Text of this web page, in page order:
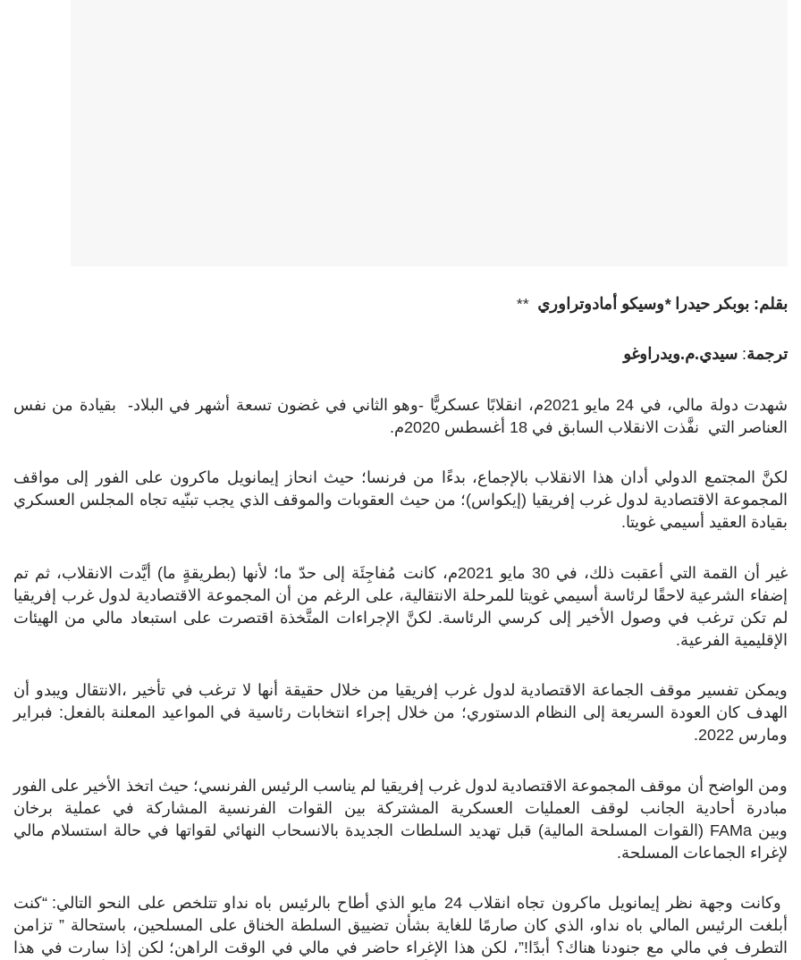
بقلم: بوبكر حيدرا*وسيكو أمادوتراوري **
ترجمة: سيدي.م.ويدراوغو
شهدت دولة مالي، في 24 مايو 2021م، انقلابًا عسكريًّا -وهو الثاني في غضون تسعة أشهر في البلاد- بقيادة من نفس
العناصر التي نفَّذت الانقلاب السابق في 18 أغسطس 2020م.
لكنَّ المجتمع الدولي أدان هذا الانقلاب بالإجماع، بدءًا من فرنسا؛ حيث انحاز إيمانويل ماكرون على الفور إلى مواقف
المجموعة الاقتصادية لدول غرب إفريقيا (إيكواس)؛ من حيث العقوبات والموقف الذي يجب تبنّيه تجاه المجلس العسكري
بقيادة العقيد أسيمي غويتا.
غير أن القمة التي أعقبت ذلك، في 30 مايو 2021م، كانت مُفاجِئَة إلى حدّ ما؛ لأنها (بطريقةٍ ما) أيَّدت الانقلاب، ثم تم
إضفاء الشرعية لاحقًا لرئاسة أسيمي غويتا للمرحلة الانتقالية، على الرغم من أن المجموعة الاقتصادية لدول غرب إفريقيا
لم تكن ترغب في وصول الأخير إلى كرسي الرئاسة. لكنَّ الإجراءات المتَّخذة اقتصرت على استبعاد مالي من الهيئات
الإقليمية الفرعية.
ويمكن تفسير موقف الجماعة الاقتصادية لدول غرب إفريقيا من خلال حقيقة أنها لا ترغب في تأخير ،الانتقال ويبدو أن
الهدف كان العودة السريعة إلى النظام الدستوري؛ من خلال إجراء انتخابات رئاسية في المواعيد المعلنة بالفعل: فبراير
ومارس 2022
.
ومن الواضح أن موقف المجموعة الاقتصادية لدول غرب إفريقيا لم يناسب الرئيس الفرنسي؛ حيث اتخذ الأخير على الفور
مبادرة أحادية الجانب لوقف العمليات العسكرية المشتركة بين القوات الفرنسية المشاركة في عملية برخان
وبين FAMa (القوات المسلحة المالية) قبل تهديد السلطات الجديدة بالانسحاب النهائي لقواتها في حالة استسلام مالي
لإغراء الجماعات المسلحة.
وكانت وجهة نظر إيمانويل ماكرون تجاه انقلاب 24 مايو الذي أطاح بالرئيس باه نداو تتلخص على النحو التالي :
“كنت
أبلغت الرئيس المالي باه نداو، الذي كان صارمًا للغاية بشأن تضييق السلطة الخناق على المسلحين، باستحالة ” تزامن
التطرف في مالي مع جنودنا هناك؟ أبدًا!”، لكن هذا الإغراء حاضر في مالي في الوقت الراهن؛ لكن إذا سارت في هذا